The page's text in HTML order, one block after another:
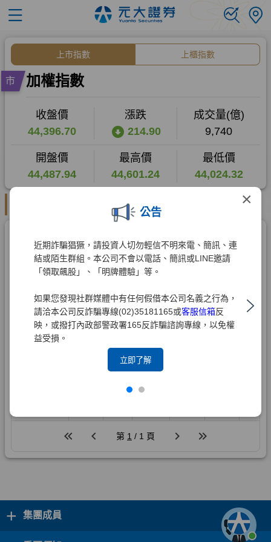
×
公告
近期詐騙猖獗，請投資人切勿輕信不明來電、簡訊、連
結或陌生群組。本公司不會以電話、簡訊或LINE邀請
「領取飆股」、「明牌體驗」等。
如果您發現社群媒體中有任何假借本公司名義之行為，
請洽本公司反詐騙專線(02)35181165或客服信箱反
映，或撥打內政部警政署165反詐騙諮詢專線，以免權
益受損。
立即了解
+ 集團成員